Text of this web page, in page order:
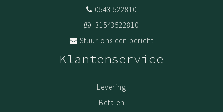
0543-522810
+31543522810
Stuur ons een bericht
Klantenservice
Levering
Betalen